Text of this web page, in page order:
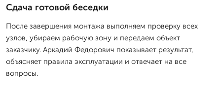
Сдача готовой беседки
После завершения монтажа выполняем проверку всех
узлов, убираем рабочую зону и передаем объект
заказчику. Аркадий Федорович показывает результат,
объясняет правила эксплуатации и отвечает на все
вопросы.